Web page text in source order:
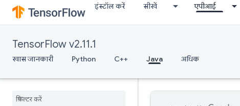
इंस्टॉल करें सीखें एपीआई
TensorFlow v2.11.1
खास जानकारी Python C++ Java अधिक